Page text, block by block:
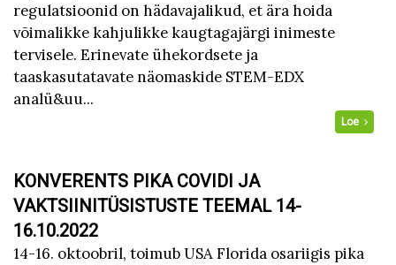
regulatsioonid on hädavajalikud, et ära hoida
võimalikke kahjulikke kaugtagajärgi inimeste
tervisele. Erinevate ühekordsete ja
taaskasutatavate näomaskide STEM-EDX
analü&uu...
Loe
KONVERENTS PIKA COVIDI JA
VAKTSIINITÜSISTUSTE TEEMAL 14-
16.10.2022
14-16. oktoobril, toimub USA Florida osariigis pika